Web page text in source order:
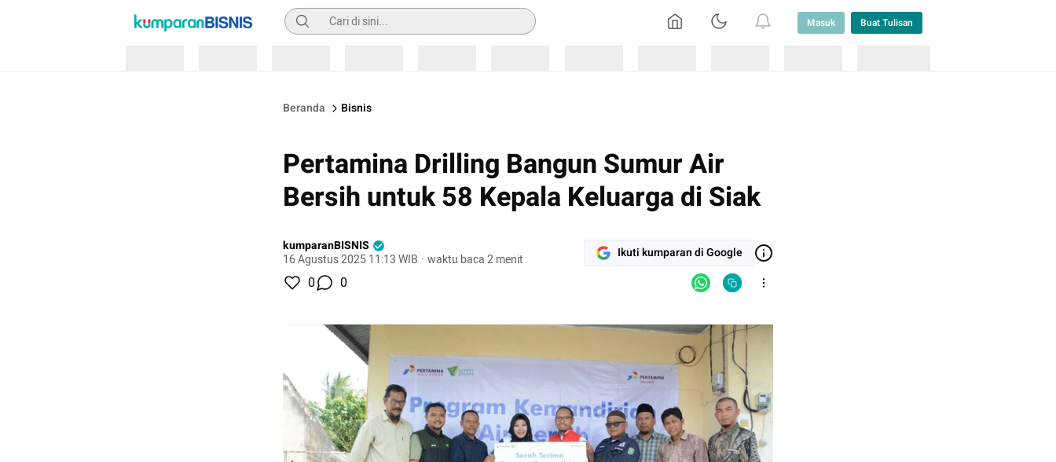
Pencarian Masuk Buat Tulisan
Beranda Bisnis
Pertamina Drilling Bangun Sumur Air
Bersih untuk 58 Kepala Keluarga di Siak
kumparanBISNIS
16 Agustus 2025 11:13 WIB · waktu baca 2 menit Ikuti kumparan di Google
0 0